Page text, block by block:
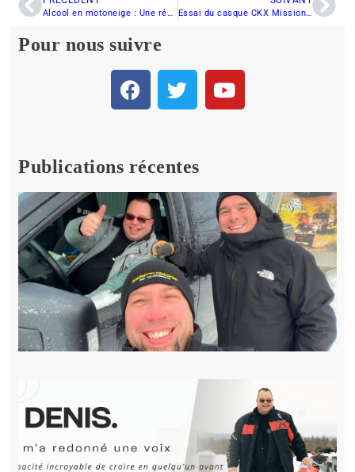
Alcool en motoneige : Une récidive… et c’est fini pour la vie! Essai du casque CKX Mission Claw : le summum pour la motoneige
Pour nous suivre
Publications récentes